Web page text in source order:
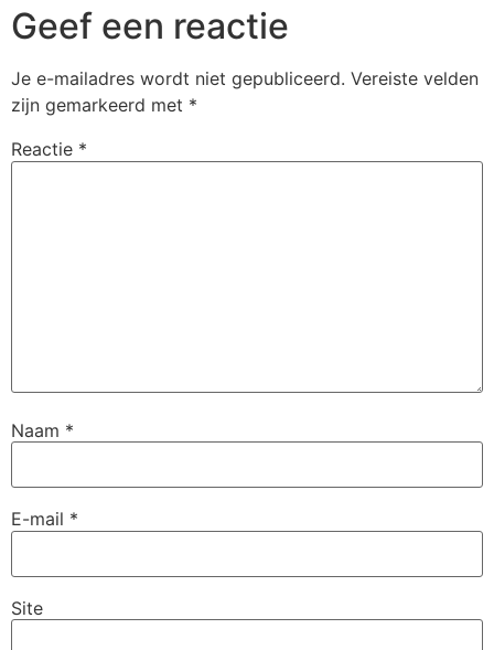
Geef een reactie
Je e-mailadres wordt niet gepubliceerd. Vereiste velden
zijn gemarkeerd met *
Reactie *
Naam *
E-mail *
Site